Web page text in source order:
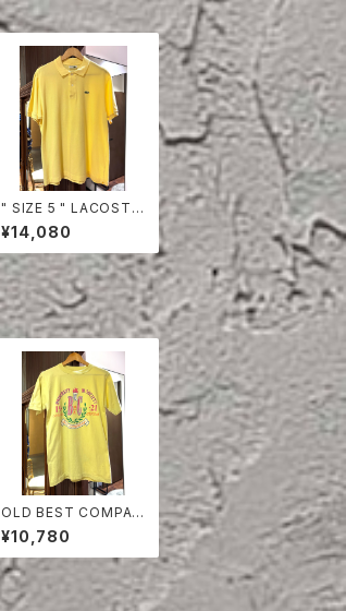
" SIZE 5 " LACOSTE
POLO SHIRT YELLO
W
¥14,080
OLD BEST COMPAN
Y T- SHIRT
¥10,780